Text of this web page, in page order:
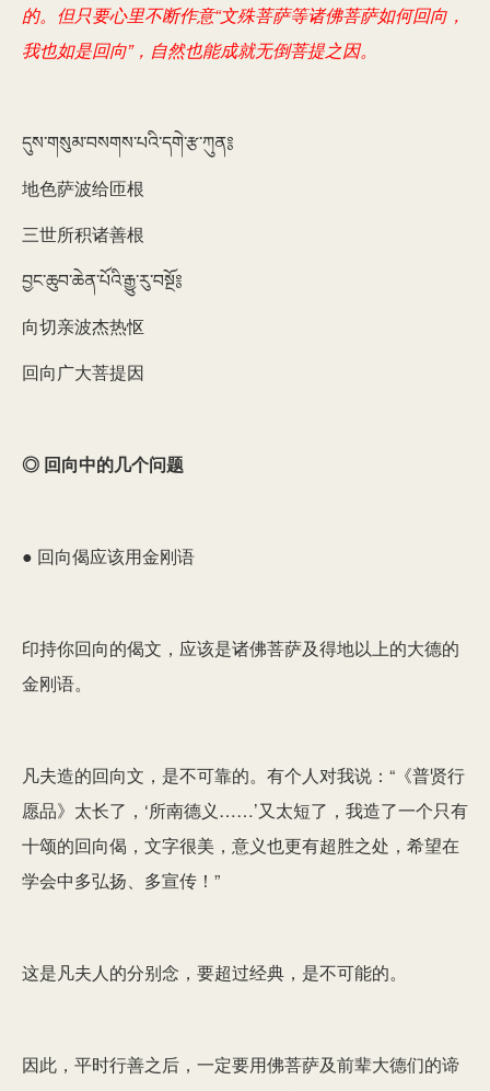
的。但只要心里不断作意“文殊菩萨等诸佛菩萨如何回向，
我也如是回向”，自然也能成就无倒菩提之因。
དུས་གསུམ་བསགས་པའི་དགེ་རྩ་ཀུན༔
地色萨波给匝根
三世所积诸善根
བྱང་ཆུབ་ཆེན་པོའི་རྒྱུ་རུ་བསྔོ༔
向切亲波杰热怄
回向广大菩提因
◎ 回向中的几个问题
● 回向偈应该用金刚语
印持你回向的偈文，应该是诸佛菩萨及得地以上的大德的
金刚语。
凡夫造的回向文，是不可靠的。有个人对我说：“《普贤行
愿品》太长了，‘所南德义……’又太短了，我造了一个只有
十颂的回向偈，文字很美，意义也更有超胜之处，希望在
学会中多弘扬、多宣传！”
这是凡夫人的分别念，要超过经典，是不可能的。
因此，平时行善之后，一定要用佛菩萨及前辈大德们的谛